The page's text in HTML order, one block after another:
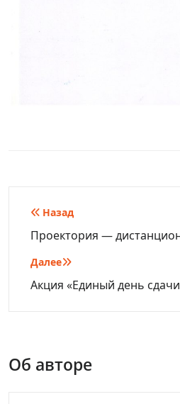
Навигация
по
записям
Назад
Проектория —
Далее
Акция «Единый день
Об авторе